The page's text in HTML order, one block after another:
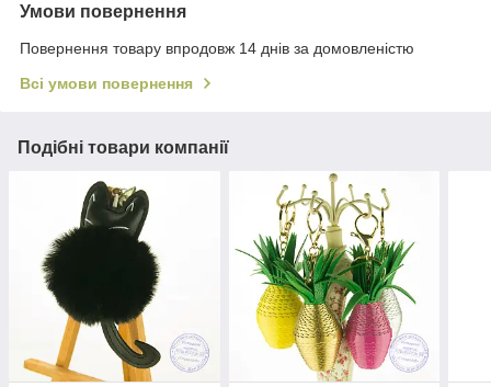
Умови повернення
Повернення товару впродовж 14 днів за домовленістю
Всі умови повернення
Подібні товари компанії